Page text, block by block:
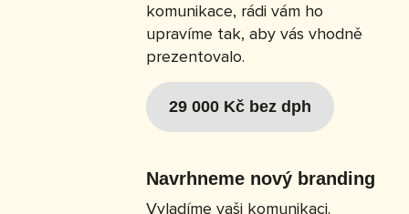
komunikace, rádi vám ho
upravíme tak, aby vás vhodně
prezentovalo.
29 000 Kč bez dph
Navrhneme nový branding
Vyladíme vaši komunikaci.